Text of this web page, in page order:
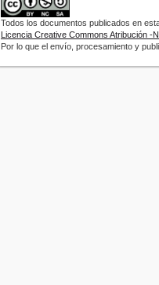
Todos los documentos publicados en
Licencia Creative Commons Atribución -
Por lo que el envío, procesamiento y